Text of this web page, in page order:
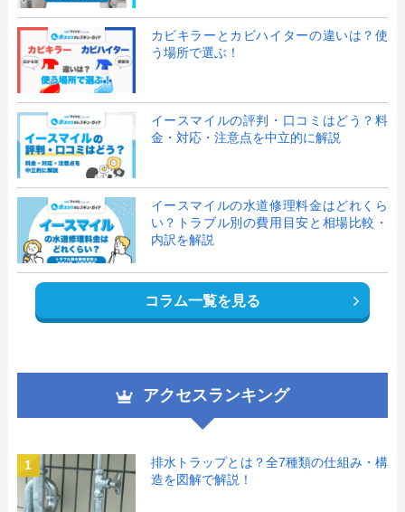
カビキラーとカビハイターの違いは？使
う場所で選ぶ！
イースマイルの評判・口コミはどう？料
金・対応・注意点を中立的に解説
イースマイルの水道修理料金はどれくら
い？トラブル別の費用目安と相場比較・
内訳を解説
コラム一覧を見る
アクセスランキング
1
排水トラップとは？全7種類の仕組み・構
造を図解で解説！